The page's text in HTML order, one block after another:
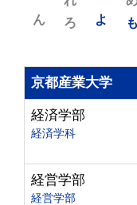
も
よ
ろ
ん
京都産業大学
経済学部
経済学科
経営学部
経営学部